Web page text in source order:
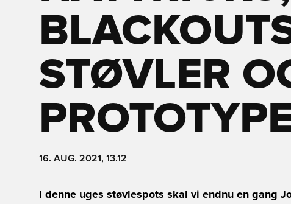
STØVLER
16. AUG. 2021, 13.12
I denne uges støvlespots skal vi endnu en gang